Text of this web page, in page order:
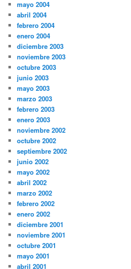
mayo 2004
abril 2004
febrero 2004
enero 2004
diciembre 2003
noviembre 2003
octubre 2003
junio 2003
mayo 2003
marzo 2003
febrero 2003
enero 2003
noviembre 2002
octubre 2002
septiembre 2002
junio 2002
mayo 2002
abril 2002
marzo 2002
febrero 2002
enero 2002
diciembre 2001
noviembre 2001
octubre 2001
mayo 2001
abril 2001